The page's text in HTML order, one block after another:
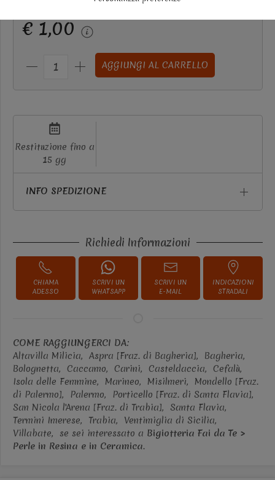
€ 1,00
AGGIUNGI AL CARRELLO
Restituzione fino a
15 gg
INFO SPEDIZIONE
Richiedi Informazioni
CHIAMA
ADESSO
SCRIVI UN
WHATSAPP
SCRIVI UN
E-MAIL
INDICAZIONI
STRADALI
COME RAGGIUNGERCI DA:
Altavilla Milicia, Aspra [Fraz. di Bagheria], Bagheria,
Bolognetta, Caccamo, Carini, Casteldaccia, Cefalù,
Isola delle Femmine, Marineo, Misilmeri, Mondello [Fraz.
di Palermo],
Palermo,
Porticello [Fraz. di Santa Flavia],
San Nicola l'Arena [Fraz. di Trabia], Santa Flavia,
Termini Imerese, Trabia, Ventimiglia di Sicilia,
Villabate, se sei interessato a Bigiotteria Fai da Te >
Perle in Resina e in Ceramica.